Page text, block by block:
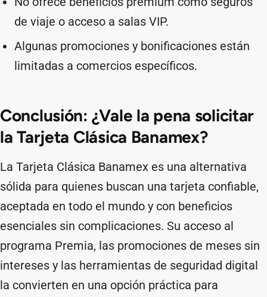
de viaje o acceso a salas VIP.
Algunas promociones y bonificaciones están
limitadas a comercios específicos.
Conclusión: ¿Vale la pena solicitar
la Tarjeta Clásica Banamex?
La Tarjeta Clásica Banamex es una alternativa
sólida para quienes buscan una tarjeta confiable,
aceptada en todo el mundo y con beneficios
esenciales sin complicaciones. Su acceso al
programa Premia, las promociones de meses sin
intereses y las herramientas de seguridad digital
la convierten en una opción práctica para